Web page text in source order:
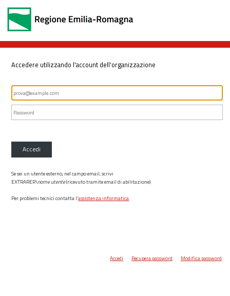
Accedere utilizzando l'account dell'organizzazione
Accedi
Se sei un utente esterno, nel campo email, scrivi
EXTRARER\nome utente(ricevuto tramite email di abilitazione)
Per problemi tecnici contatta l’assistenza informatica.
Accedi Recupera password Modifica password